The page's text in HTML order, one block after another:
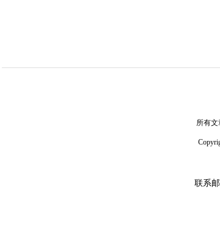
所有文
联系